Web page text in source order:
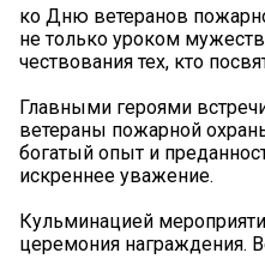
ко Дню ветеранов
не только уроком
чествования тех, кто
Главными героями
ветераны пожарной
богатый опыт и
искреннее уважение.
Кульминацией
церемония награждения.